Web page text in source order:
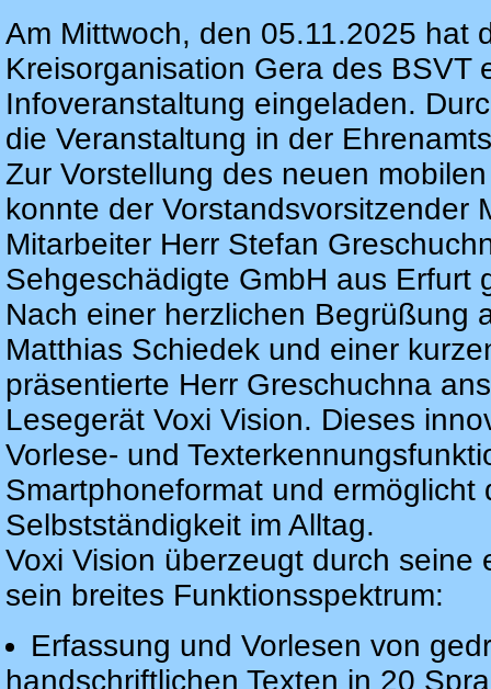
Am Mittwoch, den 05.11.2025 hat
Kreisorganisation Gera des BSVT
Infoveranstaltung eingeladen.
die Veranstaltung in der
Zur Vorstellung des neuen
konnte der Vorstandsvorsitzender
Mitarbeiter Herr Stefan
Sehgeschädigte GmbH aus Erfurt
Nach einer herzlichen Begrüßung
Matthias Schiedek und einer
präsentierte Herr Greschuchna
Lesegerät Voxi Vision. Dieses
Vorlese- und
Smartphoneformat und ermöglicht
Selbstständigkeit im Alltag.
Voxi Vision überzeugt durch seine
sein breites Funktionsspektrum:
Erfassung und Vorlesen von
handschriftlichen Texten in 20